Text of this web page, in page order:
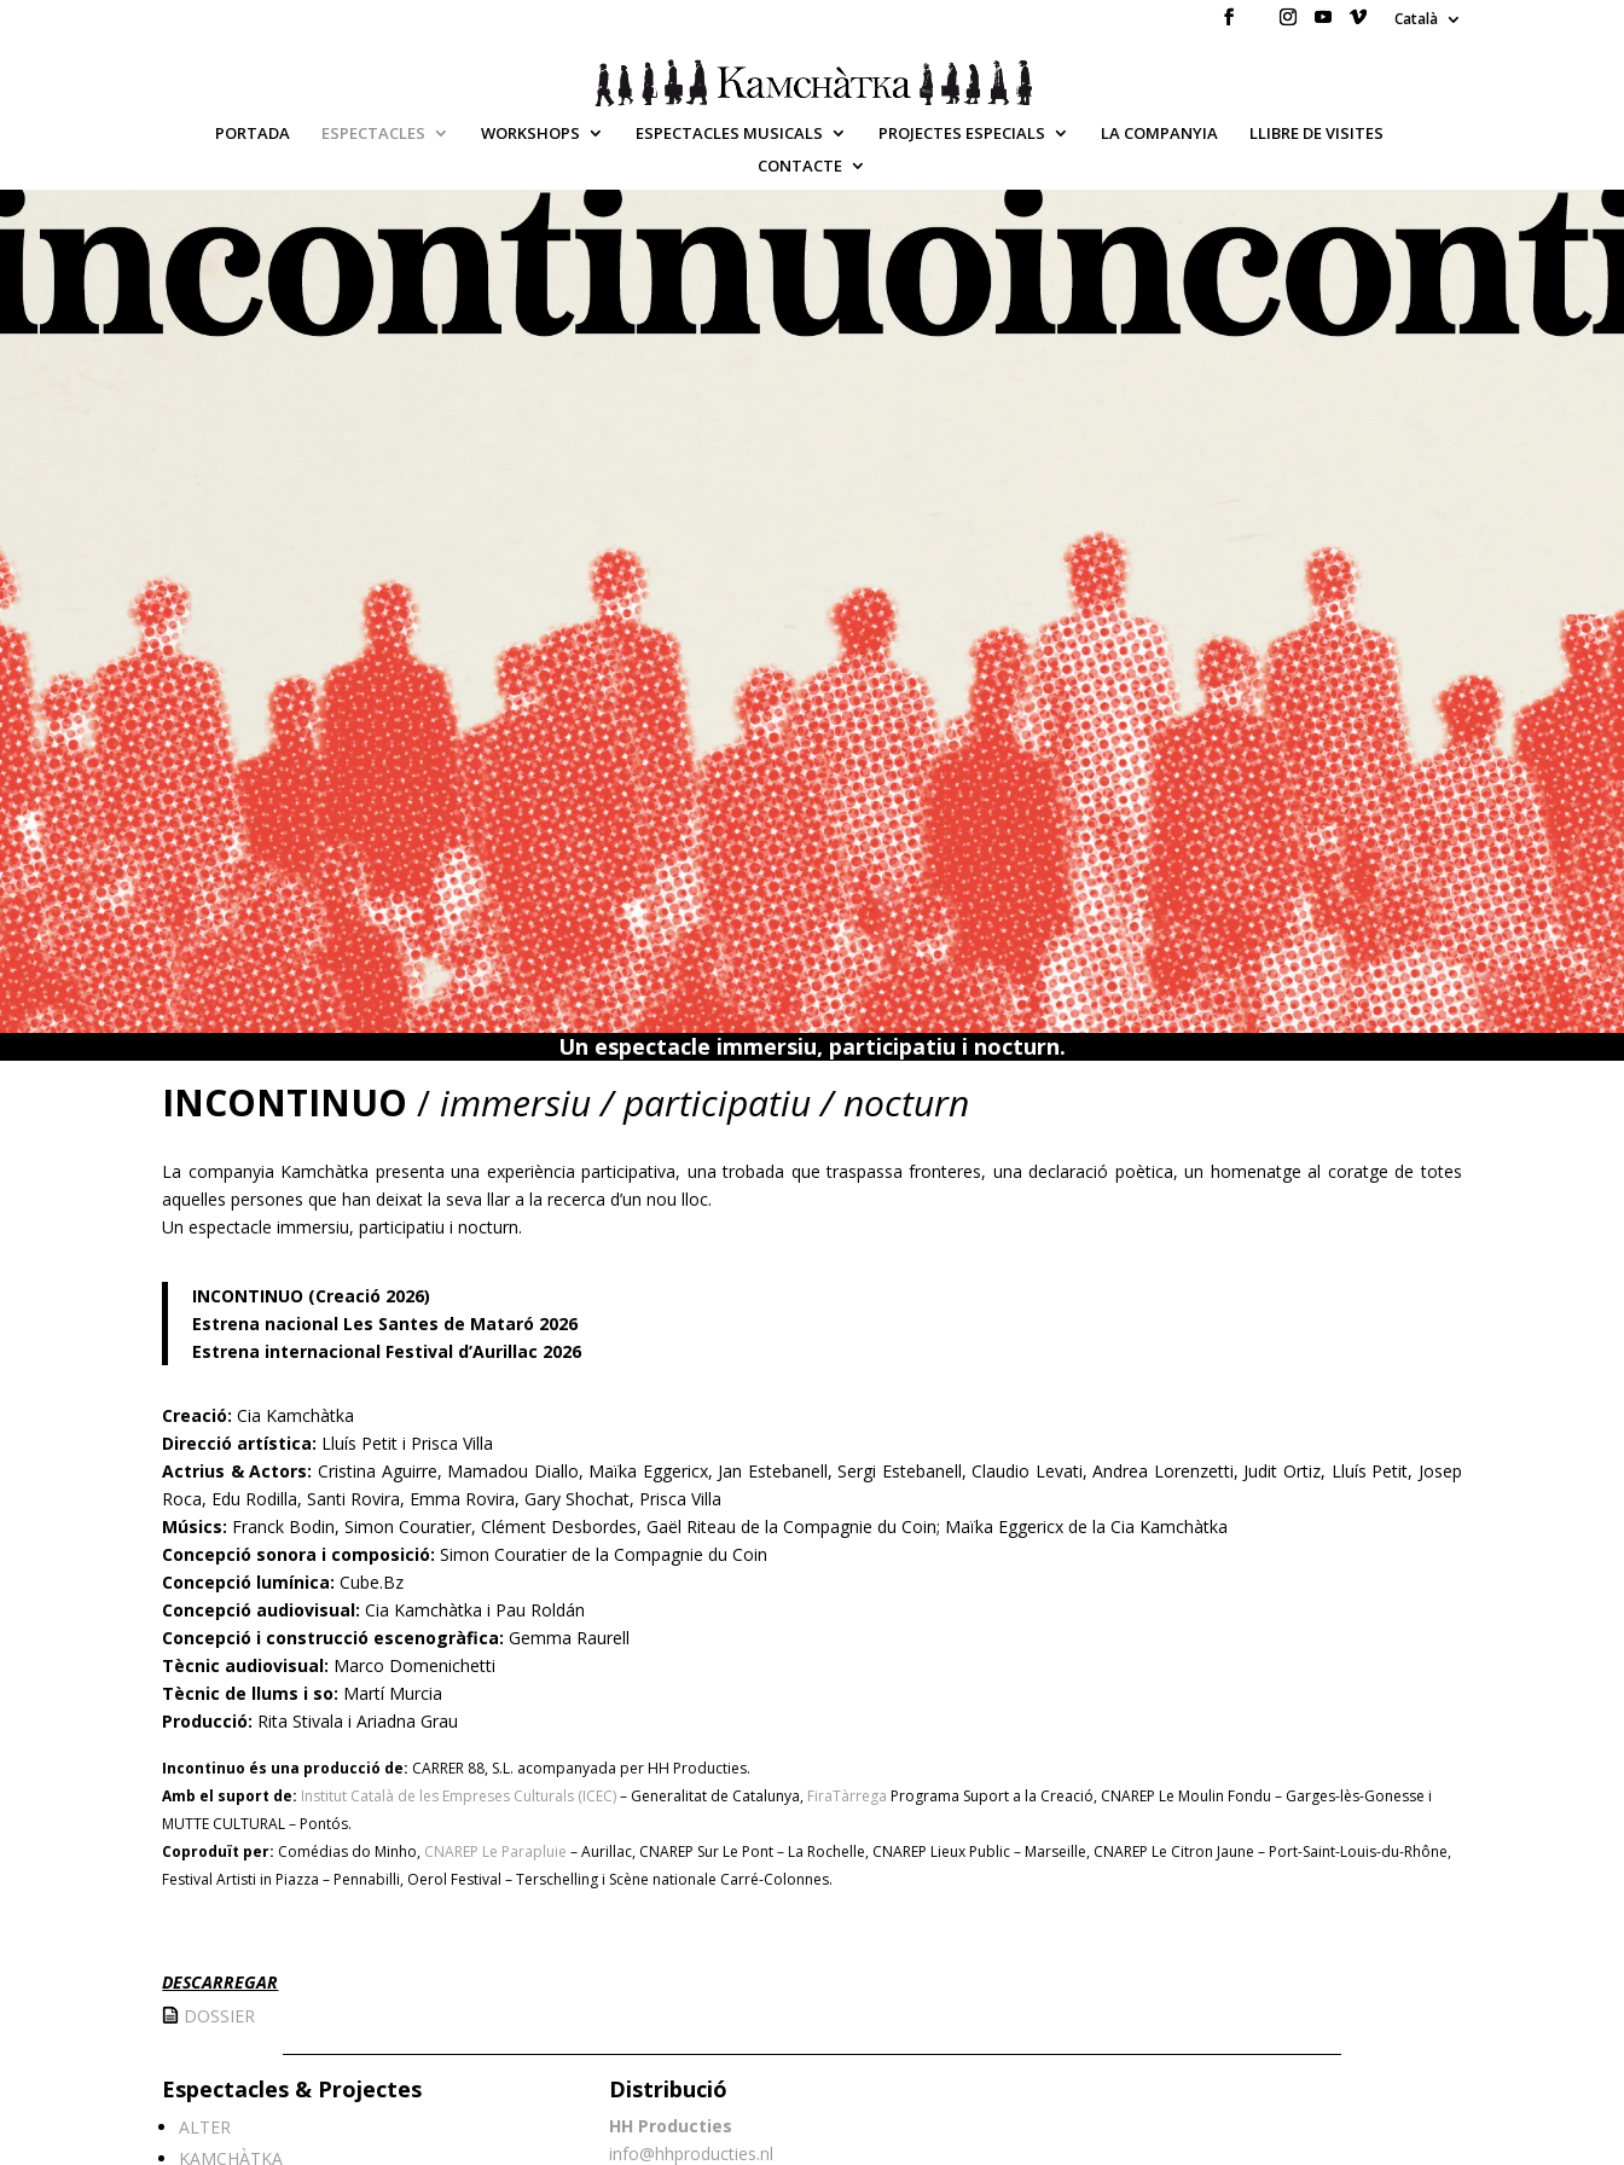
Català
PORTADA ESPECTACLES WORKSHOPS ESPECTACLES MUSICALS PROJECTES ESPECIALS LA COMPANYIA
LLIBRE DE VISITES
CONTACTE
Un espectacle immersiu, participatiu i nocturn.
INCONTINUO / immersiu / participatiu / nocturn
La companyia Kamchàtka presenta una experiència participativa, una trobada que traspassa fronteres, una declaració poètica, un homenatge al coratge de totes
aquelles persones que han deixat la seva llar a la recerca d’un nou lloc.
Un espectacle immersiu, participatiu i nocturn.
INCONTINUO (Creació 2026)
Estrena nacional Les Santes de Mataró 2026
Estrena internacional Festival d’Aurillac 2026
Creació: Cia Kamchàtka
Direcció artística: Lluís Petit i Prisca Villa
Actrius & Actors: Cristina Aguirre, Mamadou Diallo, Maïka Eggericx, Jan Estebanell, Sergi Estebanell, Claudio Levati, Andrea Lorenzetti, Judit Ortiz, Lluís Petit, Josep
Roca, Edu Rodilla, Santi Rovira, Emma Rovira, Gary Shochat, Prisca Villa
Músics: Franck Bodin, Simon Couratier, Clément Desbordes, Gaël Riteau de la Compagnie du Coin; Maïka Eggericx de la Cia Kamchàtka
Concepció sonora i composició: Simon Couratier de la Compagnie du Coin
Concepció lumínica: Cube.Bz
Concepció audiovisual: Cia Kamchàtka i Pau Roldán
Concepció i construcció escenogràfica: Gemma Raurell
Tècnic audiovisual: Marco Domenichetti
Tècnic de llums i so: Martí Murcia
Producció: Rita Stivala i Ariadna Grau
Incontinuo és una producció de: CARRER 88, S.L. acompanyada per HH Producties.
Amb el suport de: Institut Català de les Empreses Culturals (ICEC)– Generalitat de Catalunya, FiraTàrrega Programa Suport a la Creació, CNAREP Le Moulin Fondu – Garges-lès-Gonesse i
MUTTE CULTURAL – Pontós.
Coproduït per: Comédias do Minho, CNAREP Le Parapluie – Aurillac, CNAREP Sur Le Pont – La Rochelle, CNAREP Lieux Public – Marseille, CNAREP Le Citron Jaune – Port-Saint-Louis-du-Rhône,
Festival Artisti in Piazza – Pennabilli, Oerol Festival – Terschelling i Scène nationale Carré-Colonnes.
DESCARREGAR
DOSSIER
Espectacles & Projectes
ALTER
KAMCHÀTKA
Distribució
HH Producties
info@hhproducties.nl